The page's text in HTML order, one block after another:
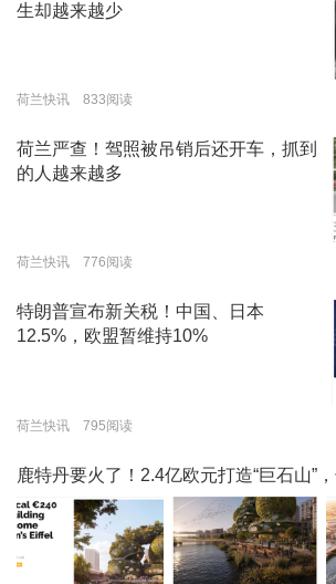
生却越来越少
荷兰快讯 833阅读
荷兰严查！驾照被吊销后还开车，抓到
的人越来越多
荷兰快讯 776阅读
特朗普宣布新关税！中国、日本
12.5%，欧盟暂维持10%
荷兰快讯 795阅读
鹿特丹要火了！2.4亿欧元打造“巨石山”